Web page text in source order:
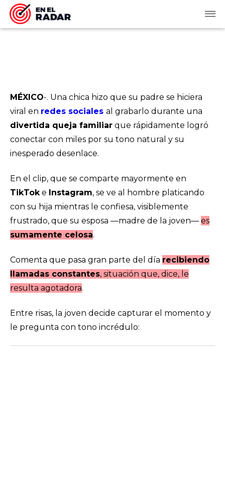
MÉXICO-. Una chica hizo que su padre se hiciera
viral en redes sociales al grabarlo durante una
divertida queja familiar que rápidamente logró
conectar con miles por su tono natural y su
inesperado desenlace.
En el clip, que se comparte mayormente en
TikToke Instagram, se ve al hombre platicando
con su hija mientras le confiesa, visiblemente
frustrado, que su esposa —madre de la joven— es
sumamente celosa.
Comenta que pasa gran parte del día recibiendo
llamadas constantes, situación que, dice, le
resulta agotadora.
Entre risas, la joven decide capturar el momento y
le pregunta con tono incrédulo: